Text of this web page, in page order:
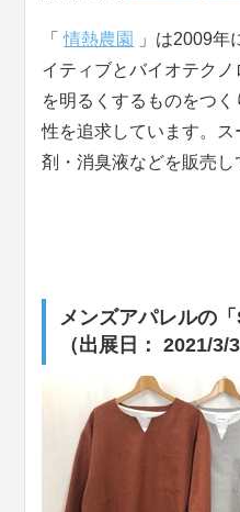
「情熱農園
」は2009年
イティブとバイオテク
を明るくするものをつ
性を追求しています。
剤・消臭液などを販売し
メンズアパレルの「
（出展日： 2021/3/